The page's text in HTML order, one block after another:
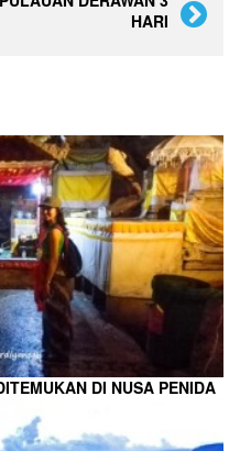
HARI
DI NUSA PENIDA